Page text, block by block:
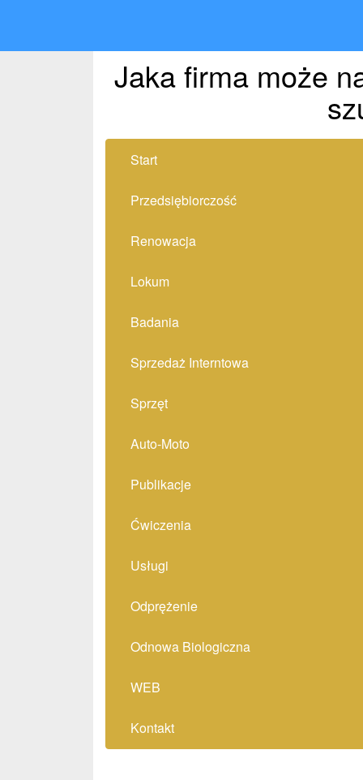
Jaka firma może
Start
Przedsiębiorczość
Renowacja
Lokum
Badania
Sprzedaż Interntowa
Sprzęt
Auto-Moto
Publikacje
Ćwiczenia
Usługi
Odprężenie
Odnowa Biologiczna
WEB
Kontakt